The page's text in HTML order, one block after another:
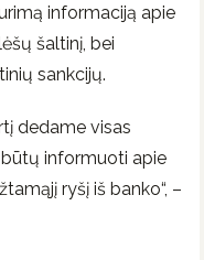
informaciją apie
šaltinį, bei
sankcijų.
dedame visas
informuoti apie
ryšį iš banko“, –